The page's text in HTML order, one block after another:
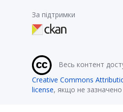
За підтримки
Весь контент
Creative Commons
license, якщо не зазначено